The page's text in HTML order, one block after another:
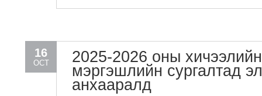
16
OCT
2025-2026 оны
мэргэшлийн сургалтад
анхааралд